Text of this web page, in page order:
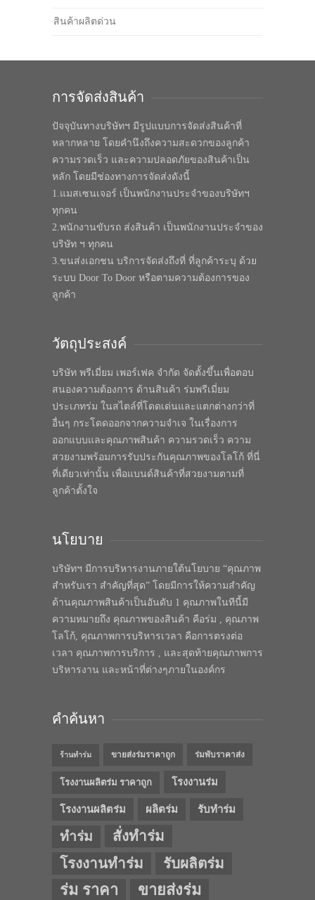
สินค้าผลิตด่วน
การจัดส่งสินค้า
ปัจจุบันทางบริษัทฯ มีรูปแบบการจัดส่งสินค้าที่
หลากหลาย โดยคำนึงถึงความสะดวกของลูกค้า
ความรวดเร็ว และความปลอดภัยของสินค้าเป็น
หลัก โดยมีช่องทางการจัดส่งดังนี้
1.แมสเซนเจอร์ เป็นพนักงานประจำของบริษัทฯ
ทุกคน
2.พนักงานขับรถ ส่งสินค้า เป็นพนักงานประจำของ
บริษัท ฯ ทุกคน
3.ขนส่งเอกชน บริการจัดส่งถึงที่ ที่ลูกค้าระบุ ด้วย
ระบบ Door To Door หรือตามความต้องการของ
ลูกค้า
วัตถุประสงค์
บริษัท พรีเมี่ยม เพอร์เฟค จำกัด จัดตั้งขึ้นเพื่อตอบ
สนองความต้องการ ด้านสินค้า ร่มพรีเมี่ยม
ประเภทร่ม ในสไตล์ที่โดดเด่นและแตกต่างกว่าที่
อื่นๆ กระโดดออกจากความจำเจ ในเรื่องการ
ออกแบบและคุณภาพสินค้า ความรวดเร็ว ความ
สวยงามพร้อมการรับประกันคุณภาพของโลโก้ ที่นี่
ที่เดียวเท่านั้น เพื่อแบนด์สินค้าที่สวยงามตามที่
ลูกค้าตั้งใจ
นโยบาย
บริษัทฯ มีการบริหารงานภายใต้นโยบาย “คุณภาพ
สำหรับเรา สำคัญที่สุด” โดยมีการให้ความสำคัญ
ด้านคุณภาพสินค้าเป็นอันดับ 1 คุณภาพในทีนี้มี
ความหมายถึง คุณภาพของสินค้า คือร่ม , คุณภาพ
โลโก้, คุณภาพการบริหารเวลา คือการตรงต่อ
เวลา คุณภาพการบริการ , และสุดท้ายคุณภาพการ
บริหารงาน และหน้าที่ต่างๆภายในองค์กร
คำค้นหา
ร้านทำร่ม ขายส่งร่มราคาถูก ร่มพับราคาส่ง
โรงงานผลิตร่ม ราคาถูก โรงงานร่ม
โรงงานผลิตร่ม ผลิตร่ม รับทำร่ม
ทำร่ม
สั่งทำร่ม
โรงงานทำร่ม
รับผลิตร่ม
ร่ม ราคา ขายส่งร่ม